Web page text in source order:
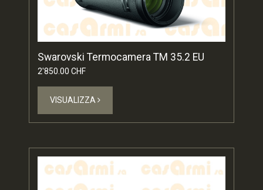
Swarovski Termocamera TM 35.2 EU
2'850.00 CHF
VISUALIZZA